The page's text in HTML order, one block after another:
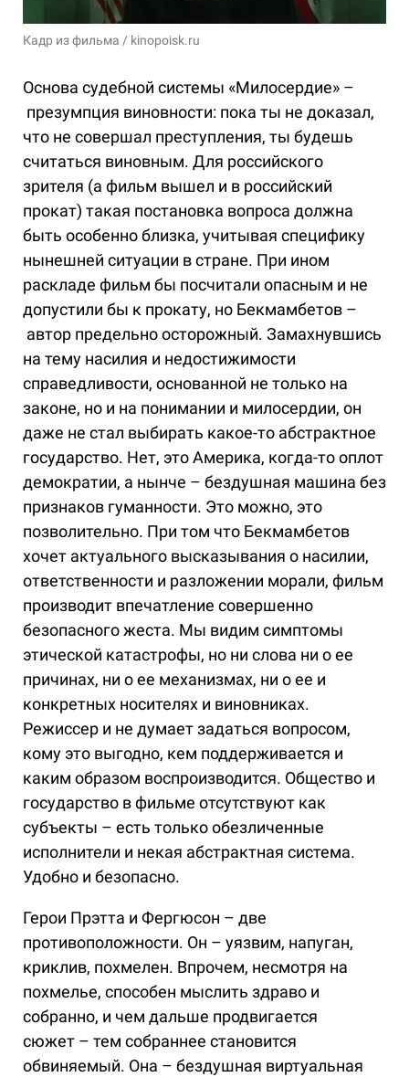
Кадр из фильма / kinopoisk.ru
Основа судебной системы «Милосердие» –
презумпция виновности: пока ты не доказал,
что не совершал преступления, ты будешь
считаться виновным. Для российского
зрителя (а фильм вышел и в российский
прокат) такая постановка вопроса должна
быть особенно близка, учитывая специфику
нынешней ситуации в стране. При ином
раскладе фильм бы посчитали опасным и не
допустили бы к прокату, но Бекмамбетов –
автор предельно осторожный. Замахнувшись
на тему насилия и недостижимости
справедливости, основанной не только на
законе, но и на понимании и милосердии, он
даже не стал выбирать какое-то абстрактное
государство. Нет, это Америка, когда-то оплот
демократии, а нынче – бездушная машина без
признаков гуманности. Это можно, это
позволительно. При том что Бекмамбетов
хочет актуального высказывания о насилии,
ответственности и разложении морали, фильм
производит впечатление совершенно
безопасного жеста. Мы видим симптомы
этической катастрофы, но ни слова ни о ее
причинах, ни о ее механизмах, ни о ее и
конкретных носителях и виновниках.
Режиссер и не думает задаться вопросом,
кому это выгодно, кем поддерживается и
каким образом воспроизводится. Общество и
государство в фильме отсутствуют как
субъекты – есть только обезличенные
исполнители и некая абстрактная система.
Удобно и безопасно.
Герои Прэтта и Фергюсон – две
противоположности. Он – уязвим, напуган,
криклив, похмелен. Впрочем, несмотря на
похмелье, способен мыслить здраво и
собранно, и чем дальше продвигается
сюжет – тем собраннее становится
обвиняемый. Она – бездушная виртуальная